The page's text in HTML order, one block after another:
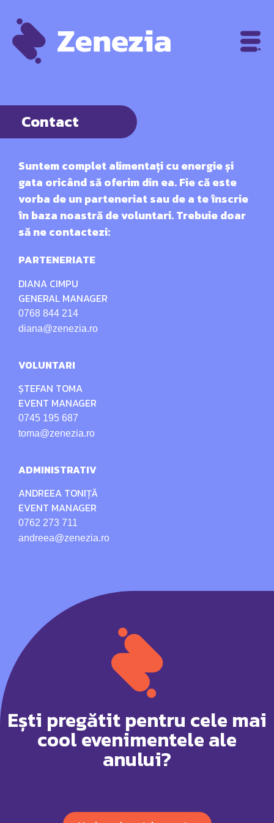
Contact
Suntem complet alimentați cu energie și
gata oricând să oferim din ea. Fie că este
vorba de un parteneriat sau de a te înscrie
în baza noastră de voluntari. Trebuie doar
să ne contactezi:
PARTENERIATE
DIANA CIMPU
GENERAL MANAGER
0768 844 214
diana@zenezia.ro
VOLUNTARI
ȘTEFAN TOMA
EVENT MANAGER
0745 195 687
toma@zenezia.ro
ADMINISTRATIV
ANDREEA TONIȚĂ
EVENT MANAGER
0762 273 711
andreea@zenezia.ro
Ești pregătit pentru cele mai
cool evenimentele ale
anului?